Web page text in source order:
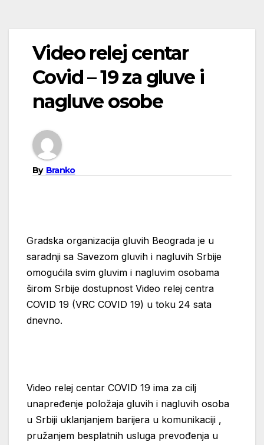
Video relej centar
Covid – 19 za gluve i
nagluve osobe
By Branko
Gradska organizacija gluvih Beograda je u
saradnji sa Savezom gluvih i nagluvih Srbije
omogućila svim gluvim i nagluvim osobama
širom Srbije dostupnost Video relej centra
COVID 19 (VRC COVID 19) u toku 24 sata
dnevno.
Video relej centar COVID 19 ima za cilj
unapređenje položaja gluvih i nagluvih osoba
u Srbiji uklanjanjem barijera u komunikaciji ,
pružanjem besplatnih usluga prevođenja u